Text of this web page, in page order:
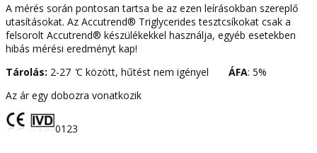
A mérés során pontosan tartsa be az ezen leírásokban szereplő
utasításokat. Az Accutrend® Triglycerides tesztcsíkokat csak a
felsorolt Accutrend® készülékekkel használja, egyéb esetekben
hibás mérési eredményt kap!
Tárolás: 2-27 ̊C között, hűtést nem igényel ÁFA: 5%
Az ár egy dobozra vonatkozik
0123